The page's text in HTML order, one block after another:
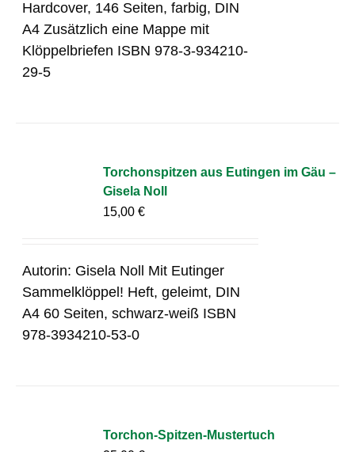
Hardcover, 146 Seiten, farbig, DIN
A4 Zusätzlich eine Mappe mit
Klöppelbriefen ISBN 978-3-934210-
29-5
Torchonspitzen aus Eutingen im Gäu –
Gisela Noll
15,00€
Autorin: Gisela Noll Mit Eutinger
Sammelklöppel! Heft, geleimt, DIN
A4 60 Seiten, schwarz-weiß ISBN
978-3934210-53-0
Torchon-Spitzen-Mustertuch